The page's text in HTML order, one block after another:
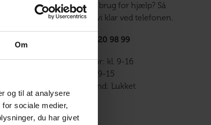
Om
og til at analysere
sociale medier,
du har givet
Har du brug for hjælp? Så
sidder vi klar ved telefonen.
Tlf. 70 20 98 99
Man-tor: kl. 9-16
Fre: kl. 9-15
Weekend: Lukket